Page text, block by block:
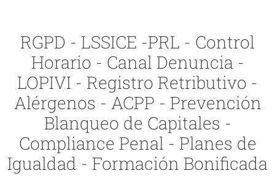
RGPD - LSSICE -PRL - Control
Horario - Canal Denuncia -
LOPIVI - Registro Retributivo -
Alérgenos - ACPP - Prevención
Blanqueo de Capitales -
Compliance Penal - Planes de
Igualdad - Formación Bonificada